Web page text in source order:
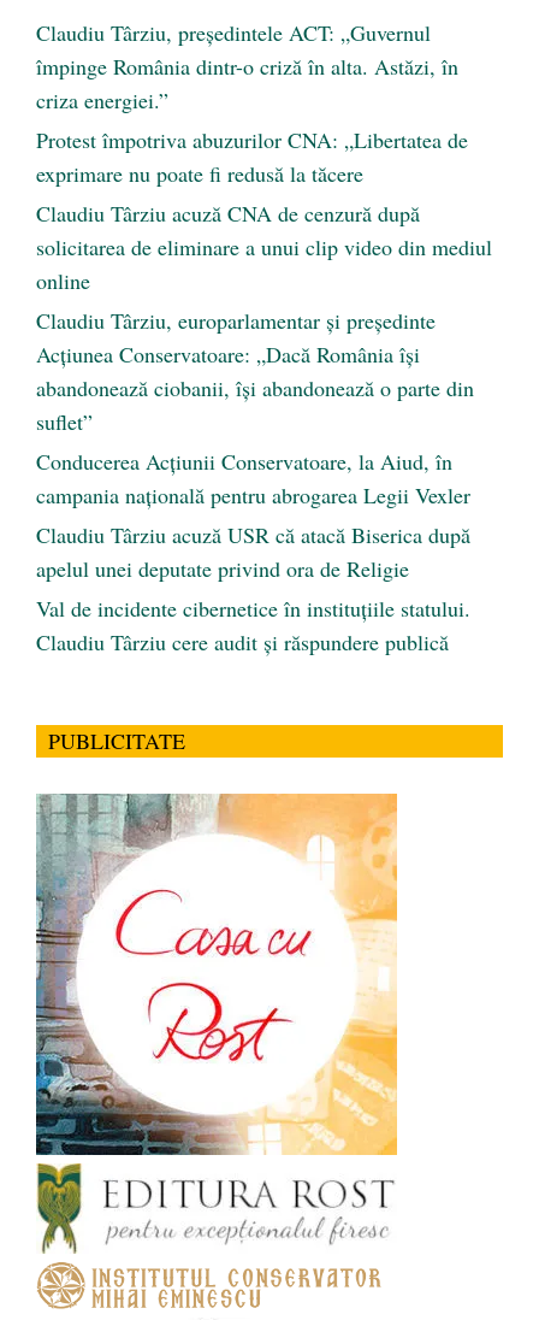
Claudiu Târziu, președintele ACT: „Guvernul
împinge România dintr-o criză în alta. Astăzi, în
criza energiei.”
Protest împotriva abuzurilor CNA: „Libertatea de
exprimare nu poate fi redusă la tăcere
Claudiu Târziu acuză CNA de cenzură după
solicitarea de eliminare a unui clip video din mediul
online
Claudiu Târziu, europarlamentar și președinte
Acțiunea Conservatoare: „Dacă România își
abandonează ciobanii, își abandonează o parte din
suflet”
Conducerea Acțiunii Conservatoare, la Aiud, în
campania națională pentru abrogarea Legii Vexler
Claudiu Târziu acuză USR că atacă Biserica după
apelul unei deputate privind ora de Religie
Val de incidente cibernetice în instituțiile statului.
Claudiu Târziu cere audit și răspundere publică
PUBLICITATE